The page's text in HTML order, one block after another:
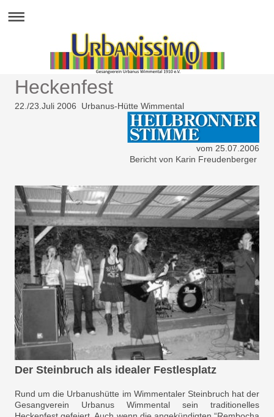
Heckenfest
22./23.Juli 2006 Urbanus-Hütte Wimmental
vom 25.07.2006
Bericht von Karin Freudenberger
Der Steinbruch als idealer Festlesplatz
Rund um die Urbanushütte im Wimmentaler Steinbruch hat der
Gesangverein Urbanus Wimmental sein traditionelles